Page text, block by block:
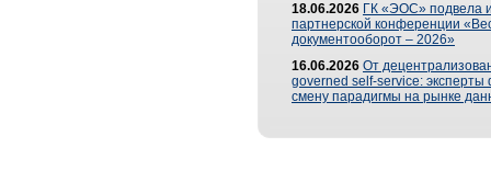
18.06.2026 ГК «ЭОС» подвела
партнерской конференции
документооборот – 2026»
16.06.2026 От
governed self-service: эксперты
смену парадигмы на рынке